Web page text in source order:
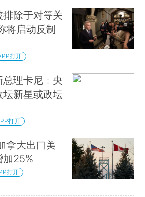
除于对等关
将启动反制
打开
总理卡尼：央
坛新星或政坛
打开
拿大出口美
加25%
打开